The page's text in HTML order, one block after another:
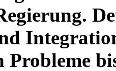
Probleme